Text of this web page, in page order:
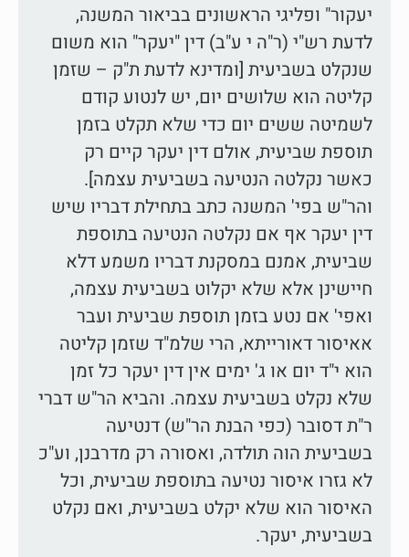
יעקור" ופליגי הראשונים בביאור המשנה,
לדעת רש"י (ר"ה י ע"ב) דין "יעקר" הוא משום
שנקלט בשביעית [ומדינא לדעת ת"ק – שזמן
קליטה הוא שלושים יום, יש לנטוע קודם
לשמיטה ששים יום כדי שלא תקלט בזמן
תוספת שביעית, אולם דין יעקר קיים רק
כאשר נקלטה הנטיעה בשביעית עצמה].
והר"ש בפי' המשנה כתב בתחילת דבריו שיש
דין יעקר אף אם נקלטה הנטיעה בתוספת
שביעית, אמנם במסקנת דבריו משמע דלא
חיישינן אלא שלא יקלוט בשביעית עצמה,
ואפי' אם נטע בזמן תוספת שביעית ועבר
אאיסור דאורייתא, הרי שלמ"ד שזמן קליטה
הוא י"ד יום או ג' ימים אין דין יעקר כל זמן
שלא נקלט בשביעית עצמה. והביא הר"ש דברי
ר"ת דסובר (כפי הבנת הר"ש) דנטיעה
בשביעית הוה תולדה, ואסורה רק מדרבנן, וע"כ
לא גזרו איסור נטיעה בתוספת שביעית, וכל
האיסור הוא שלא יקלט בשביעית, ואם נקלט
בשביעית, יעקר.